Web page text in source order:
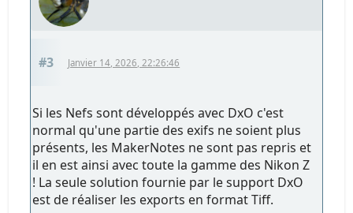
#3 Janvier 14, 2026, 22:26:46
Si les Nefs sont développés avec DxO c'est
normal qu'une partie des exifs ne soient plus
présents, les MakerNotes ne sont pas repris et
il en est ainsi avec toute la gamme des Nikon Z
! La seule solution fournie par le support DxO
est de réaliser les exports en format Tiff.